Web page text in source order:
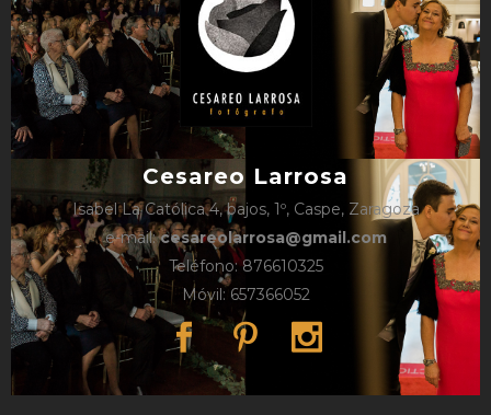
Cesareo Larrosa
Isabel La Católica 4, bajos, 1º, Caspe, Zaragoza
e-mail:cesareolarrosa@gmail.com
Teléfono: 876610325
Móvil: 657366052